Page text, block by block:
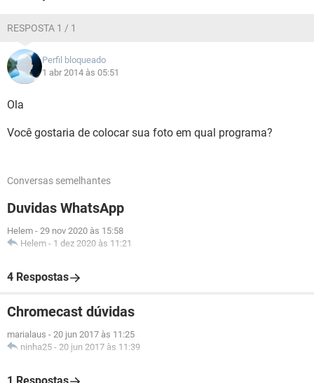
RESPOSTA 1 / 1
Perfil bloqueado
1 abr 2014 às 05:51
Ola
Você gostaria de colocar sua foto em qual programa?
Conversas semelhantes
Duvidas WhatsApp
Helem - 29 nov 2020 às 15:58
Helem - 1 dez 2020 às 11:21
4 Respostas
Chromecast dúvidas
marialaus - 20 jun 2017 às 11:25
ninha25 - 20 jun 2017 às 11:39